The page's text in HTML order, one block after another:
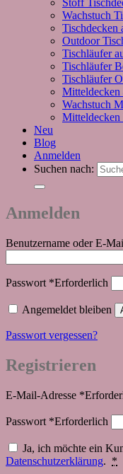
Wachstuch
Tischdecken
Outdoor
Tischläufer
Tischläufer
Tischläufer
Mitteldecken
Wachstuch
Mitteldecken
Neu
Blog
Anmelden
Suchen nach:
Anmelden
Benutzername oder E-
Passwort *Erforderlich
Angemeldet bleiben
Passwort vergessen?
Registrieren
E-Mail-Adresse *
Passwort *Erforderlich
Ja, ich möchte ein
Datenschutzerklärung. *